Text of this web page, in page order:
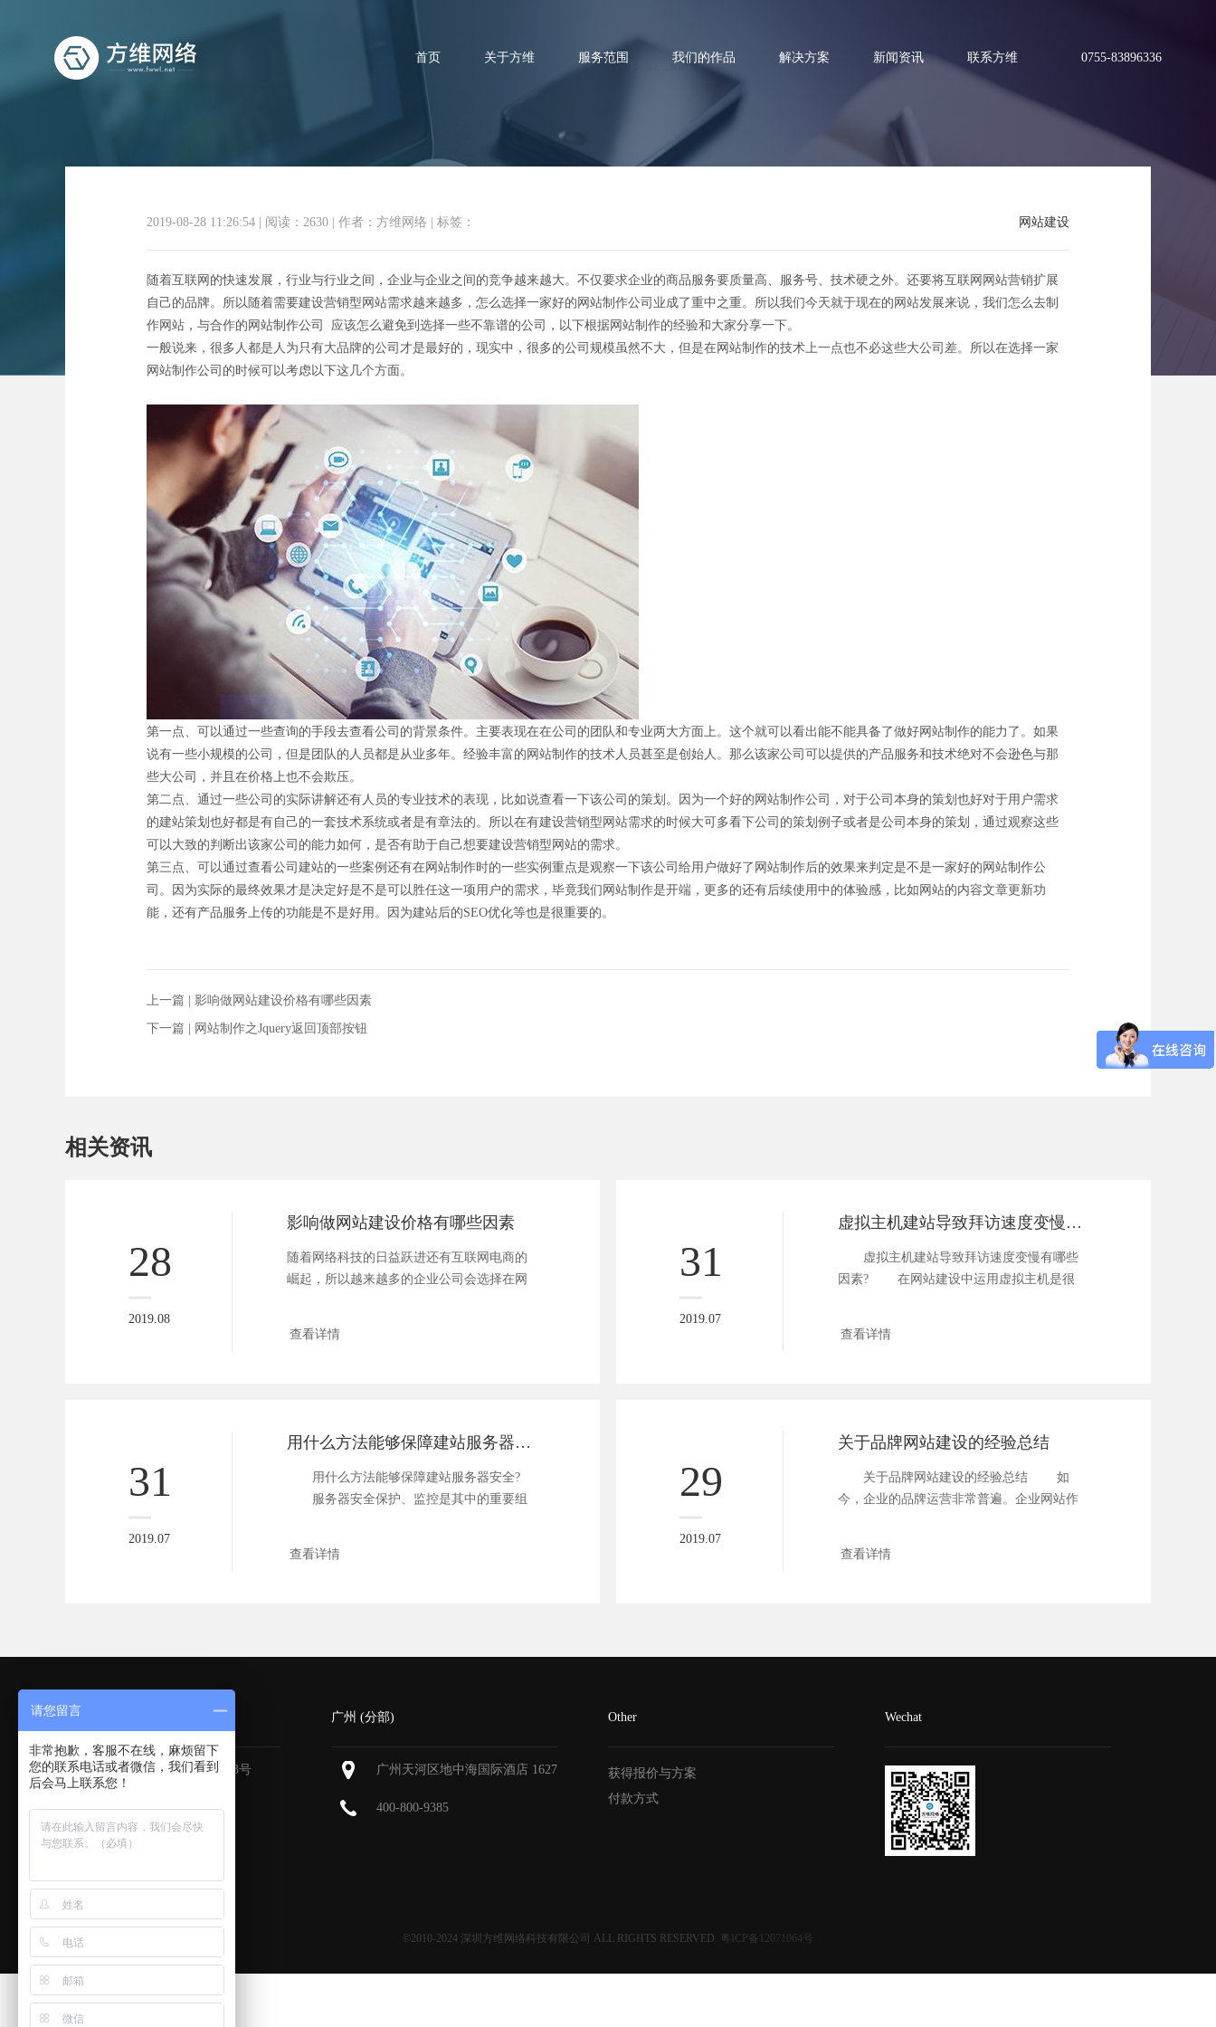
首页 关于方维 服务范围 我们的作品 解决方案 新闻资讯 联系方维 0755-83896336
怎么选择一家好的网站制作的公司 网站建设
2019-08-28 11:26:54 阅读：2630 作者：方维网络 标签：
随着互联网的快速发展，行业与行业之间，企业与企业之间的竞争越来越大。不仅要求企业的商品服务要质量高、服务号、技术硬之外。还要将互联网网站营销扩展
自己的品牌。所以随着需要建设营销型网站需求越来越多，怎么选择一家好的网站制作公司业成了重中之重。所以我们今天就于现在的网站发展来说，我们怎么去制
作网站，与合作的网站制作公司 应该怎么避免到选择一些不靠谱的公司，以下根据网站制作的经验和大家分享一下。
一般说来，很多人都是人为只有大品牌的公司才是最好的，现实中，很多的公司规模虽然不大，但是在网站制作的技术上一点也不必这些大公司差。所以在选择一家
网站制作公司的时候可以考虑以下这几个方面。
第一点、可以通过一些查询的手段去查看公司的背景条件。主要表现在在公司的团队和专业两大方面上。这个就可以看出能不能具备了做好网站制作的能力了。如果
说有一些小规模的公司，但是团队的人员都是从业多年。经验丰富的网站制作的技术人员甚至是创始人。那么该家公司可以提供的产品服务和技术绝对不会逊色与那
些大公司，并且在价格上也不会欺压。
第二点、通过一些公司的实际讲解还有人员的专业技术的表现，比如说查看一下该公司的策划。因为一个好的网站制作公司，对于公司本身的策划也好对于用户需求
的建站策划也好都是有自己的一套技术系统或者是有章法的。所以在有建设营销型网站需求的时候大可多看下公司的策划例子或者是公司本身的策划，通过观察这些
可以大致的判断出该家公司的能力如何，是否有助于自己想要建设营销型网站的需求。
第三点、可以通过查看公司建站的一些案例还有在网站制作时的一些实例重点是观察一下该公司给用户做好了网站制作后的效果来判定是不是一家好的网站制作公
司。因为实际的最终效果才是决定好是不是可以胜任这一项用户的需求，毕竟我们网站制作是开端，更多的还有后续使用中的体验感，比如网站的内容文章更新功
能，还有产品服务上传的功能是不是好用。因为建站后的SEO优化等也是很重要的。
上一篇 | 影响做网站建设价格有哪些因素
下一篇 | 网站制作之Jquery返回顶部按钮
相关资讯
28
2019.08
影响做网站建设价格有哪些因素
随着网络科技的日益跃进还有互联网电商的
崛起，所以越来越多的企业公司会选择在网
查看详情
31
2019.07
虚拟主机建站导致拜访速度变慢有哪些因素?
虚拟主机建站导致拜访速度变慢有哪些
因素? 在网站建设中运用虚拟主机是很
查看详情
31
2019.07
用什么方法能够保障建站服务器安全?
用什么方法能够保障建站服务器安全?
服务器安全保护、监控是其中的重要组
查看详情
29
2019.07
关于品牌网站建设的经验总结
关于品牌网站建设的经验总结 如
今，企业的品牌运营非常普遍。企业网站作
查看详情
深圳 (总部)
深圳福田区深南大道6013号
中国有色大厦
400-800-9385
0755-83896336
广州 (分部)
广州天河区地中海国际酒店 1627
400-800-9385
Other
获得报价与方案
付款方式
Wechat
©2010-2024 深圳方维网络科技有限公司 ALL RIGHTS RESERVED. 粤ICP备12071064号
请您留言
非常抱歉，客服不在线，麻烦留下
您的联系电话或者微信，我们看到
后会马上联系您！